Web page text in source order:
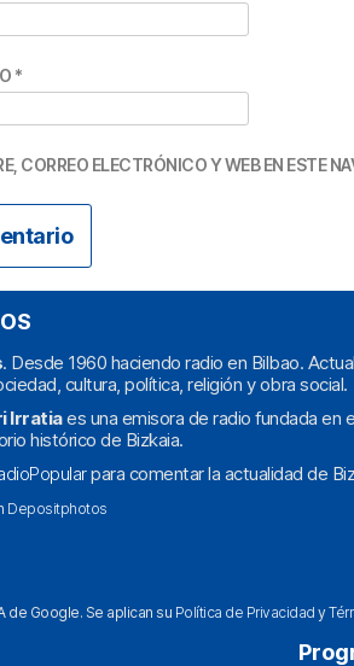
*
CORREO ELECTRÓNICO Y WEB EN ESTE
. Desde 1960 haciendo radio en Bilbao.
cultura, política, religión y obra social.
Irratiaes una emisora de radio fundada en
histórico de Bizkaia.
para comentar la actualidad de
Depositphotos
de Google. Se aplican su Política de Privacidad y